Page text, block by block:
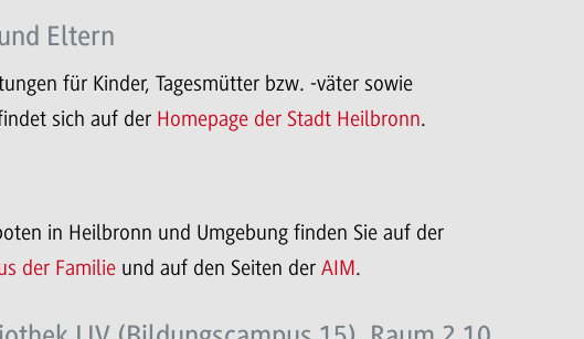
Eltern
für Kinder, Tagesmütter bzw. -väter sowie
sich auf der Homepage der Stadt Heilbronn.
in Heilbronn und Umgebung finden Sie auf der
der Familieund auf den Seiten der AIM.